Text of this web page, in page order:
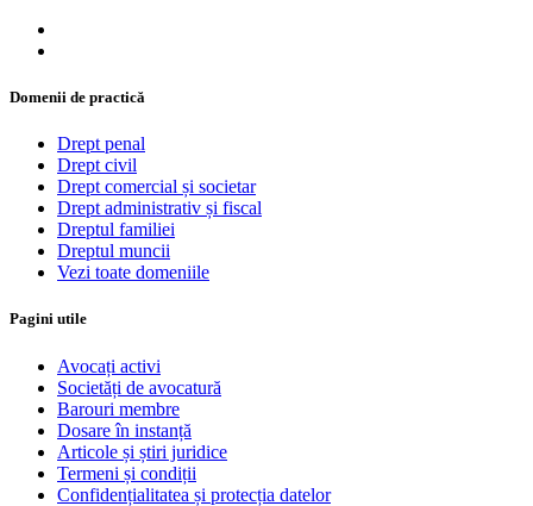
Domenii de practică
Drept penal
Drept civil
Drept comercial și societar
Drept administrativ și fiscal
Dreptul familiei
Dreptul muncii
Vezi toate domeniile
Pagini utile
Avocați activi
Societăți de avocatură
Barouri membre
Dosare în instanță
Articole și știri juridice
Termeni și condiții
Confidențialitatea și protecția datelor